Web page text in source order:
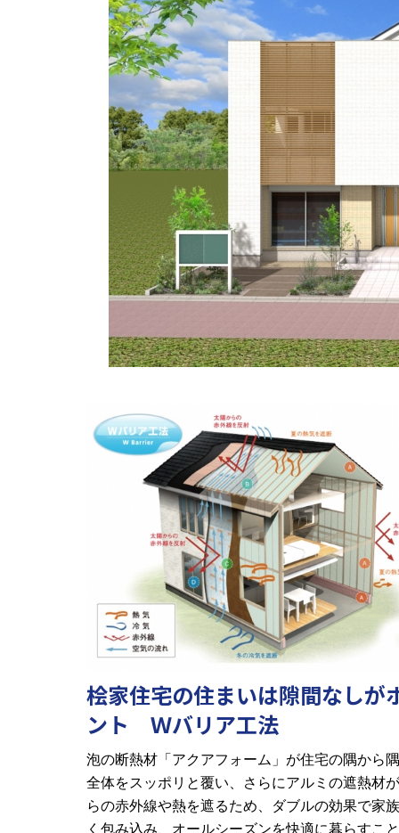
桧家住宅の住まいは隙間なしが
ント Ｗバリア工法
泡の断熱材「アクアフォーム」が住宅の隅から
全体をスッポリと覆い、さらにアルミの遮熱材
らの赤外線や熱を遮るため、ダブルの効果で家
く包み込み、オールシーズンを快適に暮らすこ